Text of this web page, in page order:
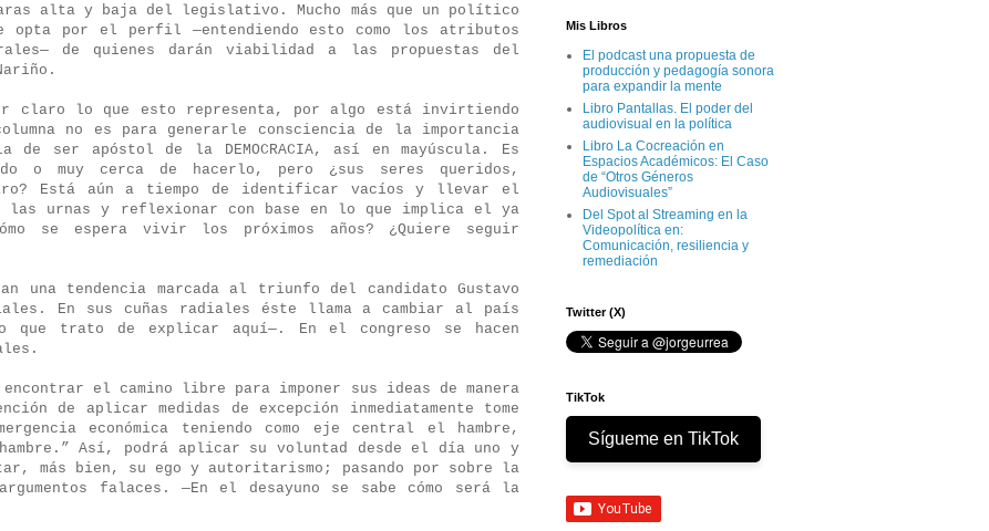
alta y baja del legislativo. Mucho más que un político
opta por el perfil —entendiendo esto como los atributos
de quienes darán viabilidad a las propuestas del
claro lo que esto representa, por algo está invirtiendo
no es para generarle consciencia de la importancia
ser apóstol de la DEMOCRACIA, así en mayúscula. Es
o muy cerca de hacerlo, pero ¿sus seres queridos,
Está aún a tiempo de identificar vacíos y llevar el
las urnas y reflexionar con base en lo que implica el ya
se espera vivir los próximos años? ¿Quiere seguir
una tendencia marcada al triunfo del candidato Gustavo
En sus cuñas radiales éste llama a cambiar al país
que trato de explicar aquí—. En el congreso se hacen
el camino libre para imponer sus ideas de manera
de aplicar medidas de excepción inmediatamente tome
económica teniendo como eje central el hambre,
Así, podrá aplicar su voluntad desde el día uno y
más bien, su ego y autoritarismo; pasando por sobre la
falaces. —En el desayuno se sabe cómo será la
Mis Libros
El podcast una propuesta de
producción y pedagogía sonora
para expandir la mente
Libro Pantallas. El poder del
audiovisual en la política
Libro La Cocreación en
Espacios Académicos: El Caso
de “Otros Géneros
Audiovisuales”
Del Spot al Streaming en la
Videopolítica en:
Comunicación, resiliencia y
remediación
Twitter (X)
TikTok
Sígueme en TikTok